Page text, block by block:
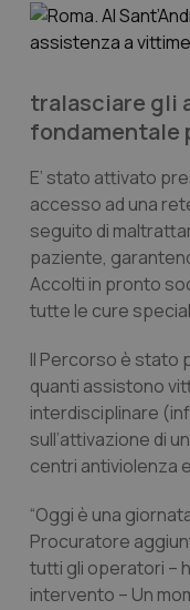
tralasciare gli
fondamentale
E’ stato attivato
accesso ad una
seguito di
paziente,
Accolti in pronto
tutte le cure
Il Percorso è stato
quanti assistono
interdisciplinare
sull’attivazione di
centri antiviolenza
“Oggi è una
Procuratore
tutti gli operatori –
intervento – Un